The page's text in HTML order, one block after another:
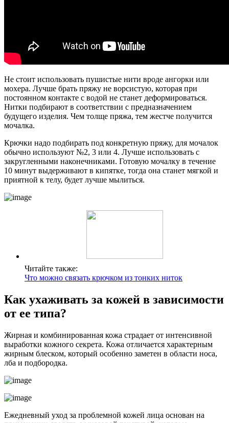
Не стоит использовать пушистые нити вроде ангорки или
мохера. Лучше брать пряжу не ворсистую, которая при
постоянном контакте с водой не станет деформироваться.
Нитки подбирают в соответствии с предназначением
будущего изделия. Чем толще пряжа, тем жестче получится
мочалка.
Крючки надо подбирать под конкретную пряжу, для мочалок
обычно используют №2, 3 или 4. Лучше использовать с
закругленными наконечниками. Готовую мочалку в течение
10 минут выдерживают в кипятке, тогда она станет мягкой и
приятной к телу, будет лучше мылиться.
Читайте также:
Что можно связать крючком из тонких ниток
Как ухаживать за кожей в зависимости
от ее типа?
Жирная и комбинированная кожа страдает от интенсивной
выработки кожного секрета. Кожа отличается характерным
жирным блеском, который особенно заметен в области носа,
лба и подбородка.
Ежедневный уход за проблемной кожей лица основан на